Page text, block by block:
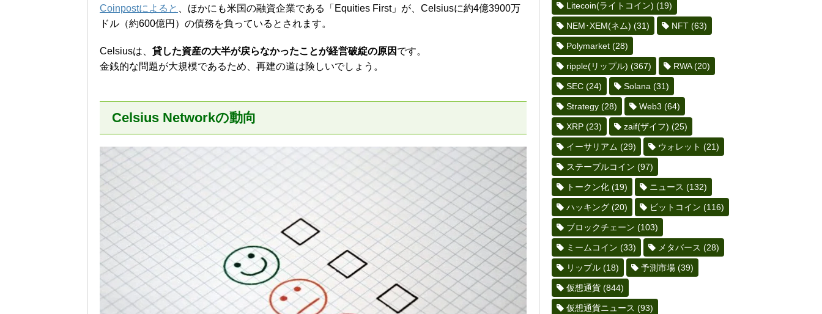
Coinpostによると
、ほかにも米国の融資企業である「Equities First」が、Celsiusに約4億3900万
ドル（約600億円）の債務を負っているとされます。
Celsiusは、 貸した資産の大半が戻らなかったことが経営破綻の原因 です。
金銭的な問題が大規模であるため、再建の道は険しいでしょう。
Celsius Networkの動向
Litecoin(ライトコイン) (19)
NEM･XEM(ネム) (31) NFT (63)
Polymarket (28)
ripple(リップル) (367) RWA(20)
SEC (24) Solana (31)
Strategy (28) Web3 (64)
XRP (23) zaif(ザイフ) (25)
イーサリアム (29) ウォレット (21)
ステーブルコイン (97)
トークン化 (19) ニュース (132)
ハッキング (20) ビットコイン (116)
ブロックチェーン (103)
ミームコイン (33) メタバース (28)
リップル (18) 予測市場 (39)
仮想通貨 (844)
仮想通貨ニュース (93)